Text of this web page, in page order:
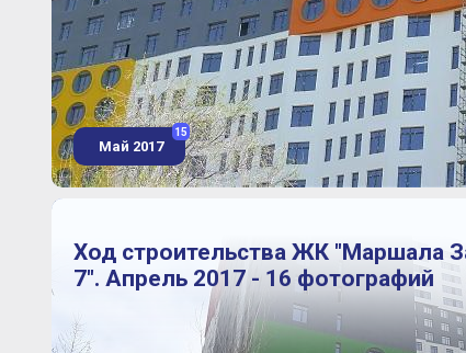
Май 2017
15
Ход строительства ЖК "Маршала
7". Апрель 2017 - 16 фотографий